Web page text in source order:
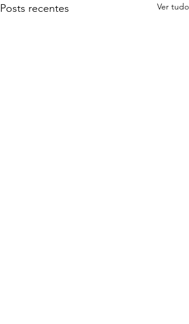
Posts recentes Ver tudo